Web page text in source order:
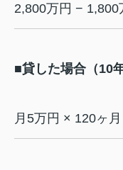
2,800万円 − 1,800
■貸した場合（10年
月5万円 × 120ヶ月